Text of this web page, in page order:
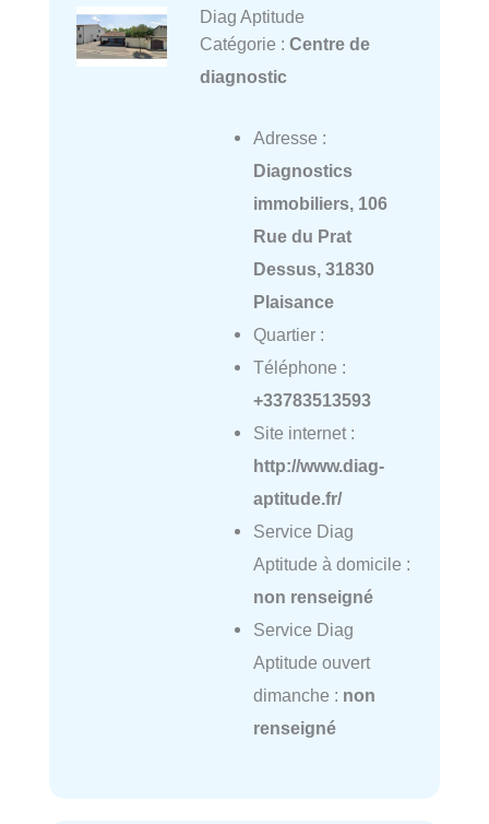
Diag Aptitude
Catégorie : Centre de
diagnostic
Adresse :
Diagnostics
immobiliers, 106
Rue du Prat
Dessus, 31830
Plaisance
Quartier :
Téléphone :
+33783513593
Site internet :
http://www.diag-
aptitude.fr/
Service Diag
Aptitude à domicile :
non renseigné
Service Diag
Aptitude ouvert
dimanche : non
renseigné